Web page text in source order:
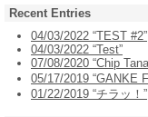
Recent Entries
04/03/2022 “TEST #2”
04/03/2022 “Test”
07/08/2020 “Chip
05/17/2019 “GANKE
01/22/2019 “チラッ！”